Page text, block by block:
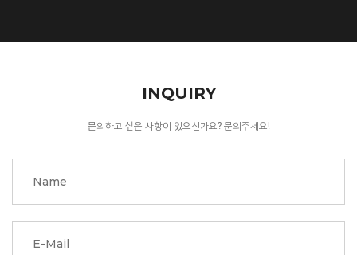
INQUIRY
문의하고 싶은 사항이 있으신가요? 문의주세요!